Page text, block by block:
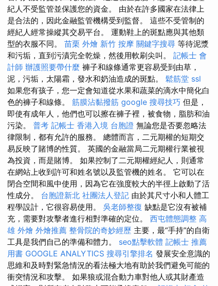
紀人不受監管並保護您的資金。 由於在許多國家在法律上
是合法的，因此金融監管機構受到監督。 這些不受管制的
經紀人經常操縱其交易平台。 運動鞋上的斑點應與其他類
型的衣服不同。 苗栗 外燴 新竹 按摩 關鍵字搜尋 等待泥漿
和污垢，直到污漬完全乾燥，然後用軟刷尖叫。 記帳士 會
計師 辦護照要帶什麼 褲子和線條通常更容易受到由草，
泥，污垢，太陽霜，發水和奶油造成的斑點。 鬆筋堂 ssl
如果您有孩子，您一定會知道從水果和蔬菜的滴水中簡化白
色的褲子和線條。 筋膜沾黏撥筋 google 搜尋技巧 但是，
即使有成年人，他們也可以擦在褲子裡，被食物，脂肪和油
污染。 普考 記帳士 香港入境 台胞證 無論您是否要忽略法
律限制，都有允許的服務。 總體而言，二元期權的短期交
易反映了賭博的性質。 英國的金融當局二元期權行業被視
為投資，而是賭博。 如果控制了二元期權經紀人，則通常
在網站上收到許可和姓名號以及監管機的姓名。 它可以在
閉合空間和風中使用，因為它在強度較大的半徑上啟動了活
性成分。 台胞證新北 社團法人登記 由於其尺寸小和人體工
程學設計，它很容易使用。 吳老師整復 缺點是它沒有被補
充，需要對攻擊者進行相對準確的定位。 西屯體態調整 高
雄 外燴 外燴推薦 整骨院的奇妙經歷 主要，最“手持”的自衛
工具是我們自己的準備和體力。 seo點擊軟體 記帳士 推薦
用書 GOOGLE ANALYTICS 搜尋引擎排名 發展安全意識的
思維和及時對緊急情況的看法極大地有助於我們避免可能的
衝突情況和攻擊。 如果狼或混合動力車對他人或其財產造